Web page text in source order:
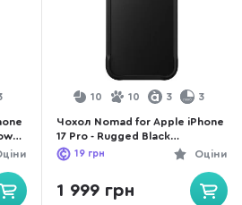
10 10 3 3
Чохол Nomad for Apple iPhone
17 Pro - Rugged Black
(NM014063858)
Оціни
19 грн
1 999 грн